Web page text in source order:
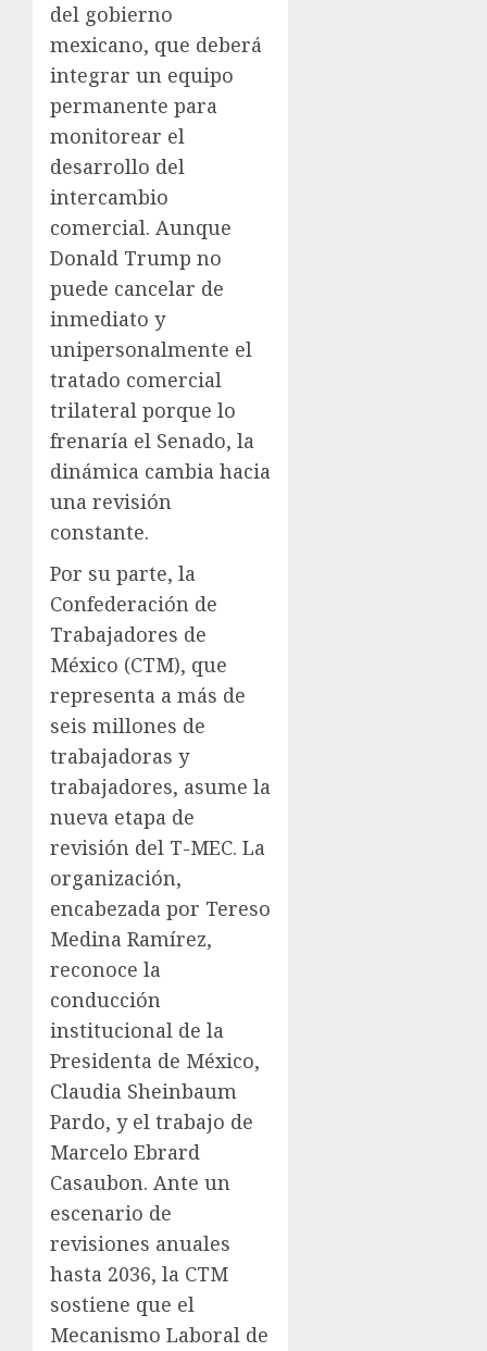
del gobierno
mexicano, que deberá
integrar un equipo
permanente para
monitorear el
desarrollo del
intercambio
comercial. Aunque
Donald Trump no
puede cancelar de
inmediato y
unipersonalmente el
tratado comercial
trilateral porque lo
frenaría el Senado, la
dinámica cambia hacia
una revisión
constante.
Por su parte, la
Confederación de
Trabajadores de
México (CTM), que
representa a más de
seis millones de
trabajadoras y
trabajadores, asume la
nueva etapa de
revisión del T-MEC. La
organización,
encabezada por Tereso
Medina Ramírez,
reconoce la
conducción
institucional de la
Presidenta de México,
Claudia Sheinbaum
Pardo, y el trabajo de
Marcelo Ebrard
Casaubon. Ante un
escenario de
revisiones anuales
hasta 2036, la CTM
sostiene que el
Mecanismo Laboral de